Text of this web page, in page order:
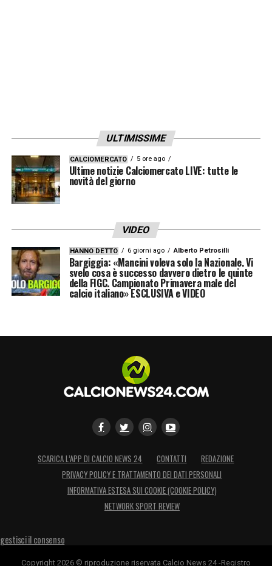
ULTIMISSIME
CALCIOMERCATO 5 ore ago
Ultime notizie Calciomercato LIVE: tutte le
novità del giorno
VIDEO
HANNO DETTO 6 giorni ago Alberto Petrosilli
Bargiggia: «Mancini voleva solo la Nazionale. Vi
svelo cosa è successo davvero dietro le quinte
della FIGC. Campionato Primavera male del
calcio italiano» ESCLUSIVA e VIDEO
SCARICA L’APP DI CALCIO NEWS 24 CONTATTI
REDAZIONE
PRIVACY POLICY E TRATTAMENTO DEI DATI PERSONALI
INFORMATIVA ESTESA SUI COOKIE (COOKIE POLICY)
NETWORK SPORT REVIEW
gestisci il consenso
Copyright 2026 © riproduzione riservata Calcio News 24 -Registro